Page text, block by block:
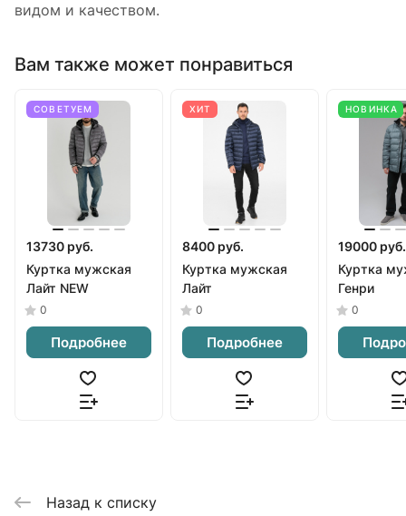
видом и качеством.
Вам также может понравиться
СОВЕТУЕМ
13730 руб.
Куртка мужская
Лайт NEW
0
Подробнее
ХИТ
8400 руб.
Куртка мужская
Лайт
0
Подробнее
НОВИНКА
19000 руб.
Куртка
Генри
0
Назад к списку